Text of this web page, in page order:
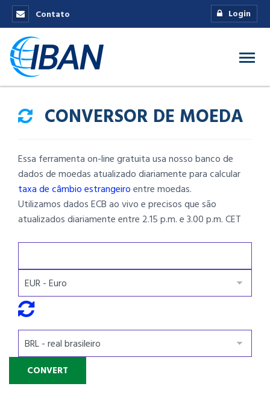
Contato Login
CONVERSOR DE MOEDA
Essa ferramenta on-line gratuita usa nosso banco de
dados de moedas atualizado diariamente para calcular
taxa de câmbio estrangeiroentre moedas.
Utilizamos dados ECB ao vivo e precisos que são
atualizados diariamente entre 2.15 p.m. e 3.00 p.m. CET